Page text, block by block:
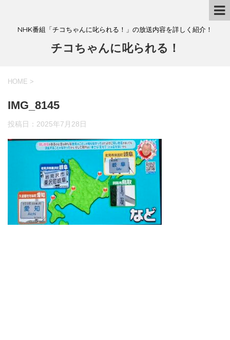
NHK番組「チコちゃんに叱られる！」の放送内容を詳しく紹介！
チコちゃんに叱られる！
HOME >
IMG_8145
投稿日： 2025年7月28日